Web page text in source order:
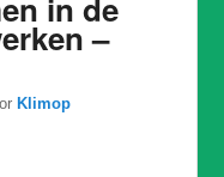
in de
–
Klimop